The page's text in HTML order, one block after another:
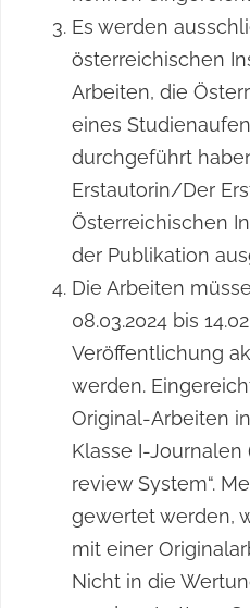
Es werden
österreichischen
Arbeiten, die
eines
durchgeführt
Erstautorin/Der
Österreichischen
der Publikation
Die Arbeiten
08.03.2024 bis
Veröffentlichung
werden.
Original-Arbeiten
Klasse I-Journalen
review System“.
gewertet werden,
mit einer
Nicht in die